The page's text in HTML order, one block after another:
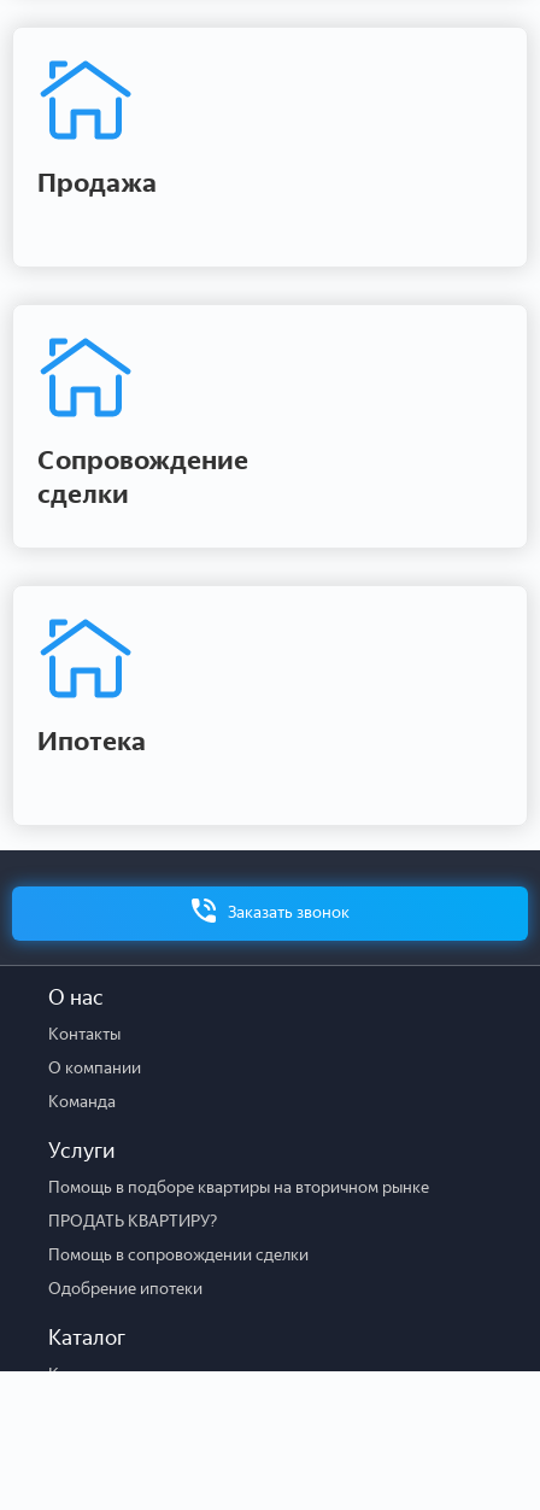
Продажа
Сопровождение
сделки
Ипотека
Заказать звонок
О нас
Контакты
О компании
Команда
Услуги
Помощь в подборе квартиры на вторичном рынке
ПРОДАТЬ КВАРТИРУ?
Помощь в сопровождении сделки
Одобрение ипотеки
Каталог
Каталог новостроек